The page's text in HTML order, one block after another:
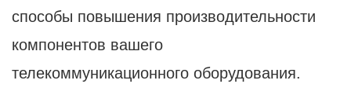
способы повышения производительности
компонентов вашего
телекоммуникационного оборудования.